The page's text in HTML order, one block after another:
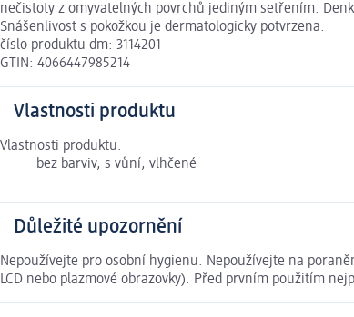
nečistoty z omyvatelných povrchů jediným setřením.
Snášenlivost s pokožkou je dermatologicky potvrzena.
číslo produktu dm: 3114201
GTIN: 4066447985214
Vlastnosti produktu
Vlastnosti produktu:
bez barviv, s vůní, vlhčené
Důležité upozornění
Nepoužívejte pro osobní hygienu. Nepoužívejte na
LCD nebo plazmové obrazovky). Před prvním použitím